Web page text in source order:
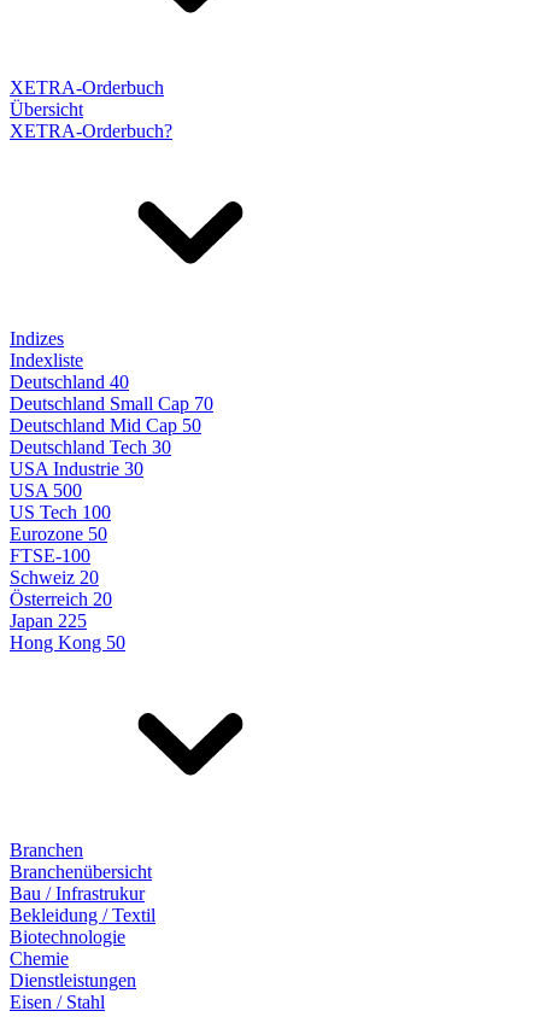
XETRA-Orderbuch
Übersicht
XETRA-Orderbuch?
Indizes
Indexliste
Deutschland 40
Deutschland Small Cap 70
Deutschland Mid Cap 50
Deutschland Tech 30
USA Industrie 30
USA 500
US Tech 100
Eurozone 50
FTSE-100
Schweiz 20
Österreich 20
Japan 225
Hong Kong 50
Branchen
Branchenübersicht
Bau / Infrastrukur
Bekleidung / Textil
Biotechnologie
Chemie
Dienstleistungen
Eisen / Stahl